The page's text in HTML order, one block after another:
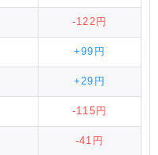
-122円
+99円
+29円
-115円
-41円